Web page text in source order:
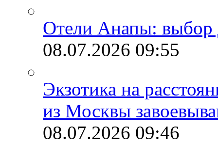
Отели Анапы: выбор
08.07.2026 09:55
Экзотика на
из Москвы
08.07.2026 09:46